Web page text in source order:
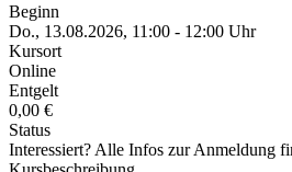
Beginn
Do., 13.08.2026, 11:00 - 12:00 Uhr
Kursort
Online
Entgelt
0,00 €
Status
Interessiert? Alle Infos zur Anmeldung